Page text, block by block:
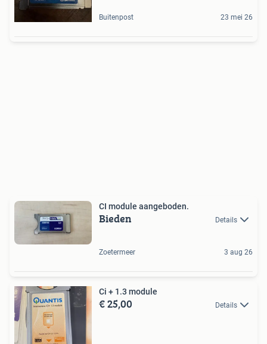
Buitenpost 23 mei 26
CI module aangeboden.
Bieden Details
Zoetermeer 3 aug 26
Ci + 1.3 module
€ 25,00 Details